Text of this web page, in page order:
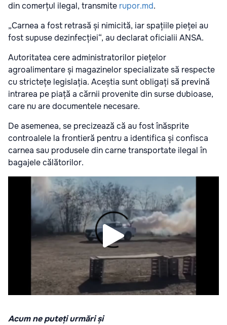
din comerțul ilegal, transmite rupor.md.
„Carnea a fost retrasă și nimicită, iar spațiile pieței au
fost supuse dezinfecției“, au declarat oficialii ANSA.
Autoritatea cere administratorilor piețelor
agroalimentare și magazinelor specializate să respecte
cu strictețe legislația. Aceștia sunt obligați să prevină
intrarea pe piață a cărnii provenite din surse dubioase,
care nu are documentele necesare.
De asemenea, se precizează că au fost înăsprite
controalele la frontieră pentru a identifica și confisca
carnea sau produsele din carne transportate ilegal în
bagajele călătorilor.
Acum ne puteți urmări și